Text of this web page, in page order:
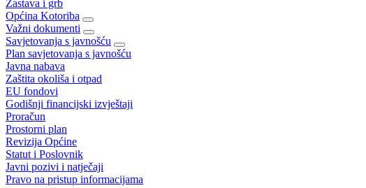
Zastava i grb
Općina Kotoriba
Važni dokumenti
Savjetovanja s javnošću
Plan savjetovanja s javnošću
Javna nabava
Zaštita okoliša i otpad
EU fondovi
Godišnji financijski izvještaji
Proračun
Prostorni plan
Revizija Općine
Statut i Poslovnik
Javni pozivi i natječaji
Pravo na pristup informacijama